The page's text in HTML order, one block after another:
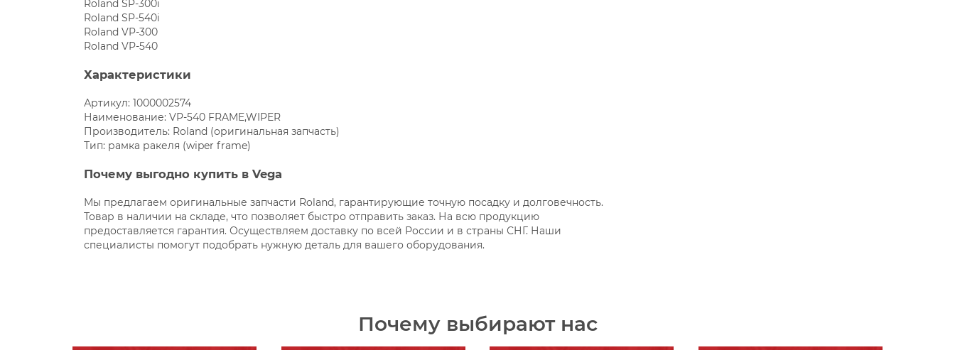
Roland SP-300i
Roland SP-540i
Roland VP-300
Roland VP-540
Характеристики
Артикул: 1000002574
Наименование: VP-540 FRAME,WIPER
Производитель: Roland (оригинальная запчасть)
Тип: рамка ракеля (wiper frame)
Почему выгодно купить в Vega
Мы предлагаем оригинальные запчасти Roland, гарантирующие точную посадку и долговечность.
Товар в наличии на складе, что позволяет быстро отправить заказ. На всю продукцию
предоставляется гарантия. Осуществляем доставку по всей России и в страны СНГ. Наши
специалисты помогут подобрать нужную деталь для вашего оборудования.
Почему выбирают нас